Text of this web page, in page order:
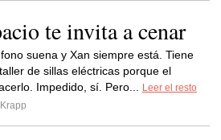
te invita a cenar
suena y Xan siempre está. Tiene
de sillas eléctricas porque el
Impedido, sí. Pero...
Leer el resto